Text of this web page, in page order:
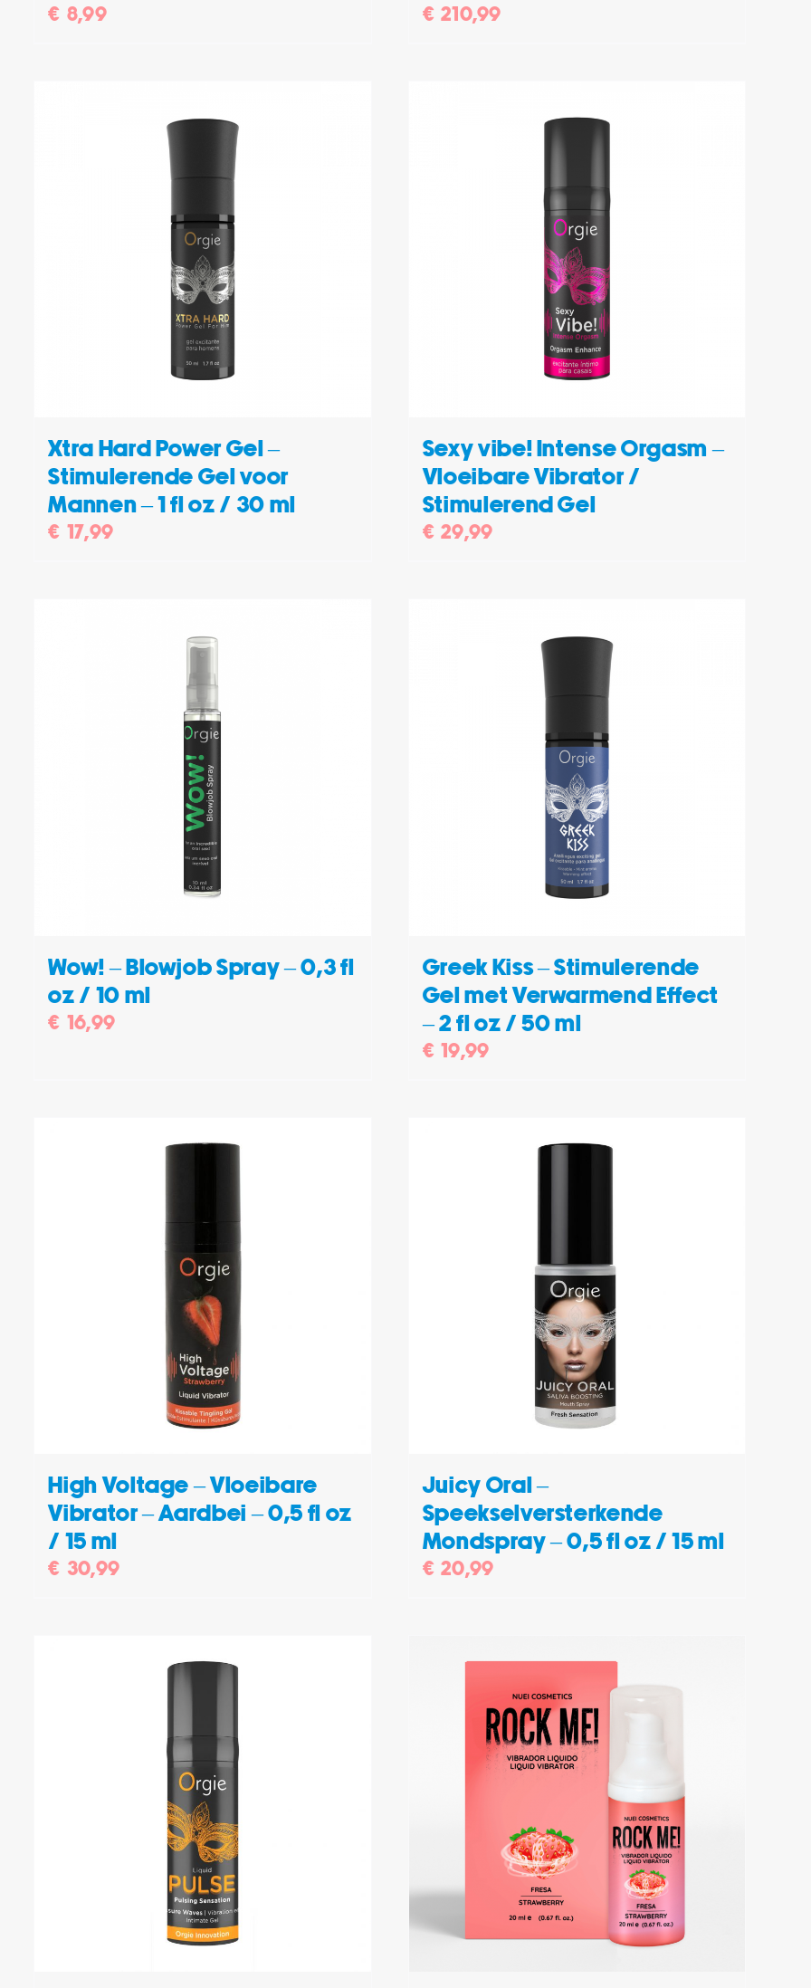
€ 8,99 € 210,99
Xtra Hard Power Gel –
Stimulerende Gel voor
Mannen – 1 fl oz / 30 ml
€ 17,99
TOEVOEGEN AAN WINKELWAGEN
DETAILS
Sexy vibe! Intense Orgasm –
Vloeibare Vibrator /
Stimulerend Gel
€ 29,99
Wow! – Blowjob Spray – 0,3 fl
oz / 10 ml
€ 16,99
TOEVOEGEN AAN WINKELWAGEN
Greek Kiss – Stimulerende
Gel met Verwarmend Effect
– 2 fl oz / 50 ml
€ 19,99
High Voltage – Vloeibare
Vibrator – Aardbei – 0,5 fl oz
/ 15 ml
€ 30,99
TOEVOEGEN AAN WINKELWAGEN
DETAILS
Juicy Oral –
Speekselversterkende
Mondspray – 0,5 fl oz / 15 ml
€ 20,99
TOEVOEGEN AAN WINKELWAGEN